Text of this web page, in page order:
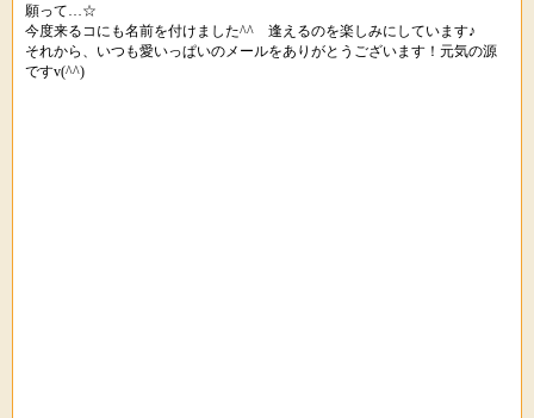
願って…☆
今度来るコにも名前を付けました^^ 逢えるのを楽しみにしています♪
それから、いつも愛いっぱいのメールをありがとうございます！元気の源
ですv(^^)